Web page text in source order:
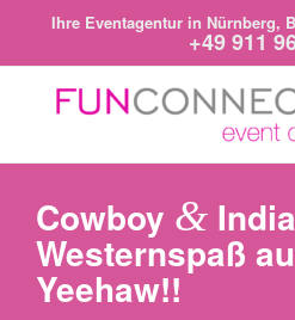
Ihre Eventagentur in
+49 911
Cowboy &
Westernspaß
Yeehaw!!